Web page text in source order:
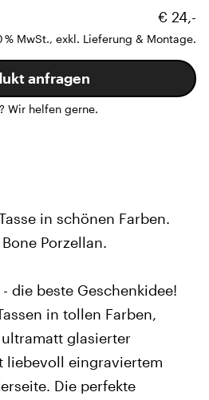
€ 24,-
% MwSt., exkl. Lieferung & Montage.
anfragen
Wir helfen gerne.
in schönen Farben.
Porzellan.
die beste Geschenkidee!
in tollen Farben,
glasierter
liebevoll eingraviertem
Die perfekte